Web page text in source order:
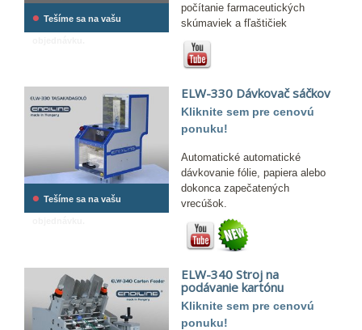
• Tešíme sa na vašu
počítanie farmaceutických
skúmaviek a fľaštičiek
• Tešíme sa na vašu
ELW-330 Dávkovač sáčkov
Kliknite sem pre cenovú
ponuku!
Automatické automatické
dávkovanie fólie, papiera alebo
dokonca zapečatených
vrecúšok.
ELW-340 Stroj na
podávanie kartónu
Kliknite sem pre cenovú
ponuku!